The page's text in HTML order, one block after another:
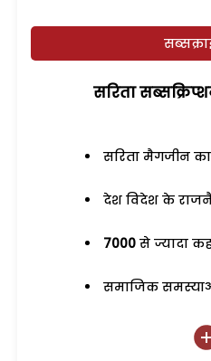
सरिता
सरिता मैगजीन
देश विदेश के
7000 से ज्यादा
समाजिक